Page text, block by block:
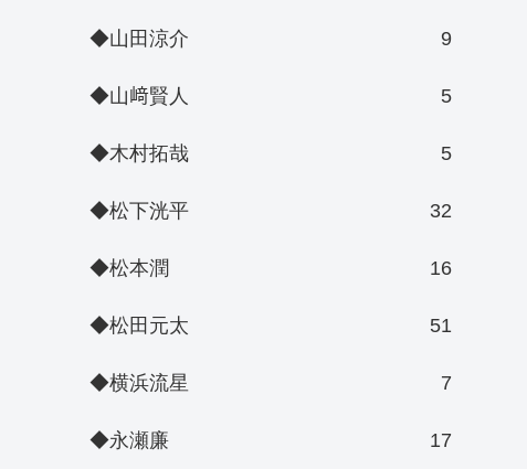
◆山田涼介 9
◆山﨑賢人 5
◆木村拓哉 5
◆松下洸平 32
◆松本潤 16
◆松田元太 51
◆横浜流星 7
◆永瀬廉 17